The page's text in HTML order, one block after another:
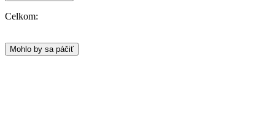
Celkom:
Mohlo by sa páčiť